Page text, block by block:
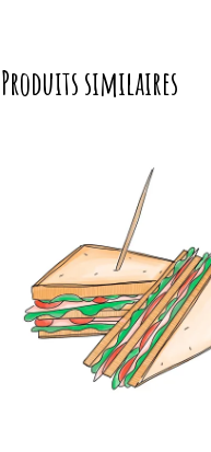
Produits similaires